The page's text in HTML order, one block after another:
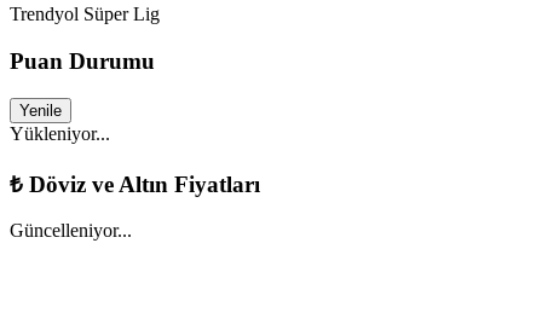
Trendyol Süper Lig
Puan Durumu
Yenile
Yükleniyor...
₺ Döviz ve Altın Fiyatları
Güncelleniyor...